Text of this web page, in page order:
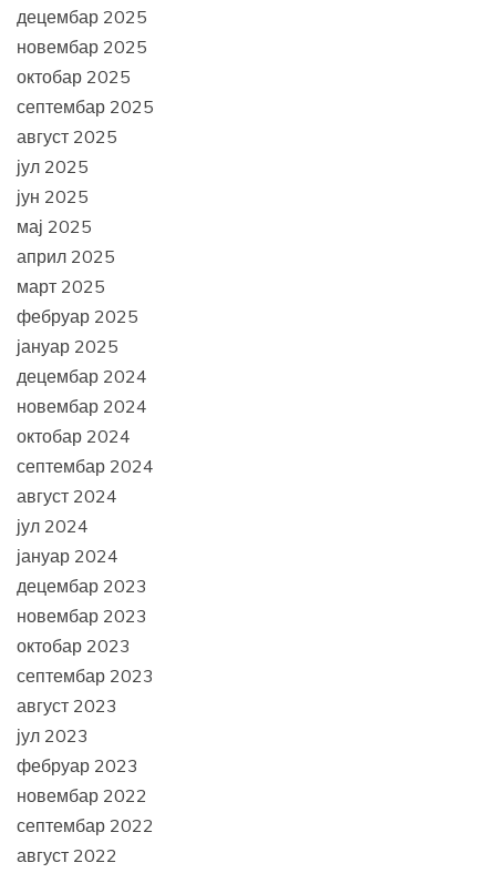
децембар 2025
новембар 2025
октобар 2025
септембар 2025
август 2025
јул 2025
јун 2025
мај 2025
април 2025
март 2025
фебруар 2025
јануар 2025
децембар 2024
новембар 2024
октобар 2024
септембар 2024
август 2024
јул 2024
јануар 2024
децембар 2023
новембар 2023
октобар 2023
септембар 2023
август 2023
јул 2023
фебруар 2023
новембар 2022
септембар 2022
август 2022